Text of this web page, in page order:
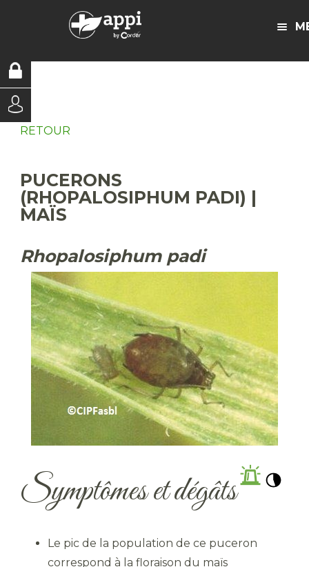
RETOUR
PUCERONS
(RHOPALOSIPHUM PADI) |
MAÏS
Rhopalosiphum padi
Symptômes et dégâts
Le pic de la population de ce puceron
correspond à la floraison du maïs